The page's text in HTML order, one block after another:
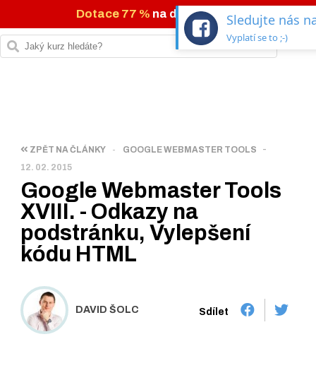
Dotace 77 % na digi kurzy →
ZPĚT NA ČLÁNKY- GOOGLE WEBMASTER TOOLS -
12. 02. 2015
Google Webmaster Tools
XVIII. - Odkazy na
podstránku, Vylepšení
kódu HTML
DAVID ŠOLC Sdílet
Sledujte nás
Vyplatí se to ;-)